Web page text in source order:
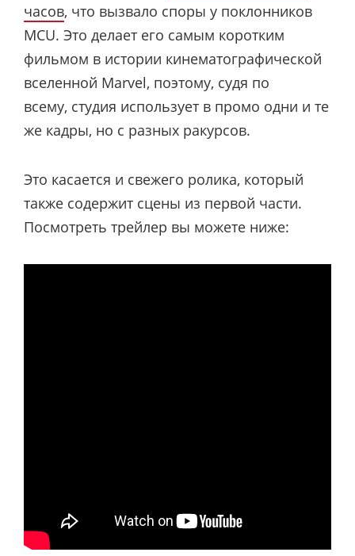
часов, что вызвало споры у поклонников
MCU. Это делает его самым коротким
фильмом в истории кинематографической
вселенной Marvel, поэтому, судя по
всему, студия использует в промо одни и те
же кадры, но с разных ракурсов.
Это касается и свежего ролика, который
также содержит сцены из первой части.
Посмотреть трейлер вы можете ниже: